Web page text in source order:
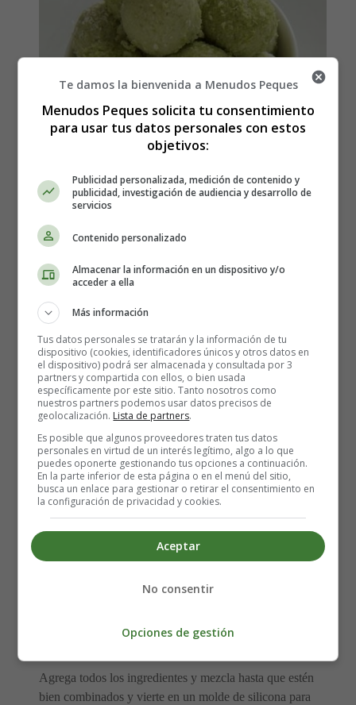
Cómo hacer Bombones de té
matcha sin azúcar - Recetas
Caseras
Los ingredientes que necesitas:
75 gramos de manteca de cacao
tienes granulado procesa hasta convertir en polvo)
1 cucharadita de nata para montar
1/2 cucharadita de vainilla en polvo o contenido de 1
vaina de vainilla
Elaboración de los Bombones de té matcha keto:
Agrega todos los ingredientes y mezcla hasta que estén
bien combinados y vierte en un molde de silicona para
Te damos la bienvenida a Menudos Peques
Menudos Peques solicita tu consentimiento
para usar tus datos personales con estos
objetivos:
Publicidad personalizada, medición de contenido y
publicidad, investigación de audiencia y desarrollo de
servicios
Contenido personalizado
Almacenar la información en un dispositivo y/o
acceder a ella
Más información
Tus datos personales se tratarán y la información de tu
dispositivo (cookies, identificadores únicos y otros datos en
el dispositivo) podrá ser almacenada y consultada por 3
partners y compartida con ellos, o bien usada
específicamente por este sitio. Tanto nosotros como
nuestros partners podemos usar datos precisos de
geolocalización. Lista de partners.
Es posible que algunos proveedores traten tus datos
personales en virtud de un interés legítimo, algo a lo que
puedes oponerte gestionando tus opciones a continuación.
En la parte inferior de esta página o en el menú del sitio,
busca un enlace para gestionar o retirar el consentimiento en
la configuración de privacidad y cookies.
Aceptar
No consentir
Opciones de gestión